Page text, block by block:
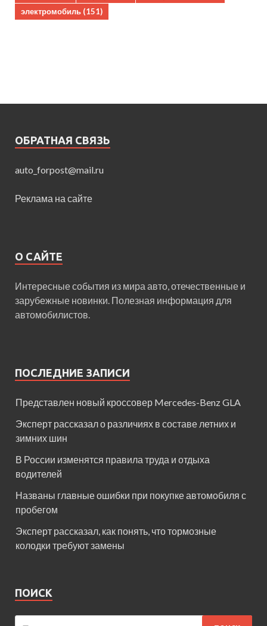
электромобиль (151)
ОБРАТНАЯ СВЯЗЬ
auto_forpost@mail.ru
Реклама на сайте
О САЙТЕ
Интересные события из мира авто, отечественные и
зарубежные новинки. Полезная информация для
автомобилистов.
ПОСЛЕДНИЕ ЗАПИСИ
Представлен новый кроссовер Mercedes-Benz GLA
Эксперт рассказал о различиях в составе летних и
зимних шин
В России изменятся правила труда и отдыха
водителей
Названы главные ошибки при покупке автомобиля с
пробегом
Эксперт рассказал, как понять, что тормозные
колодки требуют замены
ПОИСК